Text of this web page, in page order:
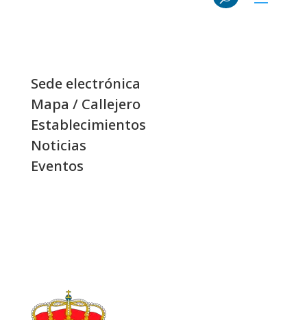
Sede electrónica
Mapa / Callejero
Establecimientos
Noticias
Eventos